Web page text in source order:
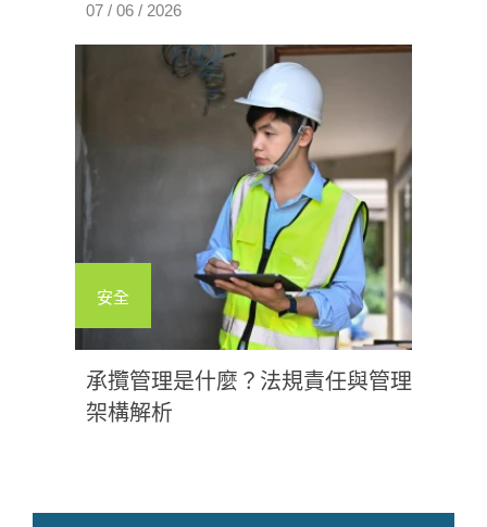
07 / 06 / 2026
安全
承攬管理是什麼？法規責任與管理
架構解析